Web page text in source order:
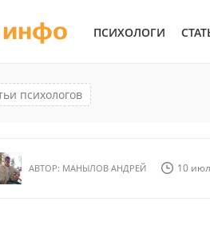
ПСИХОЛОГИ
психологов
АВТОР: МАНЫЛОВ АНДРЕЙ 10